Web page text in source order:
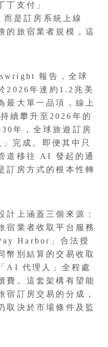
丁支付」
而是訂房系統上線
的旅宿業者規模，這
報告，全球
2026年達約1.2兆美
最大單一品項，線上
續攀升至2026年的
年，全球旅遊訂房
完成。即便其中只
道移往 AI 發起的通
訂房方式的根本性轉
計上涵蓋三個來源：
宿業者收取平台服務
Harbor」合法授
幣別結算的交易收取
AI 代理人」全程處
費。這套架構有望能
宿訂房交易的分成，
取決於市場條件及監